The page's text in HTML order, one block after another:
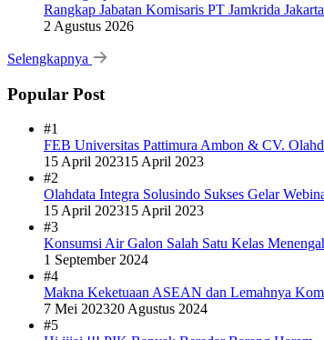
Rangkap Jabatan Komisaris PT Jamkrida
2 Agustus 2026
Selengkapnya
Popular Post
#1
FEB Universitas Pattimura Ambon & CV.
15 April 202315 April 2023
#2
Olahdata Integra Solusindo Sukses Gelar
15 April 202315 April 2023
#3
Konsumsi Air Galon Salah Satu Kelas
1 September 2024
#4
Makna Keketuaan ASEAN dan Lemahnya
7 Mei 202320 Agustus 2024
#5